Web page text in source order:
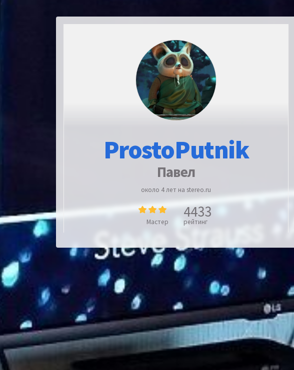
ProstoPutnik
Павел
около 4 лет на stereo.ru
Мастер
4433
рейтинг